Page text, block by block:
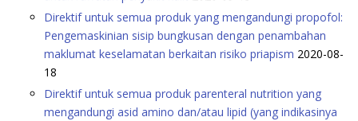
Direktif untuk semua produk yang mengandungi propofol:
Pengemaskinian sisip bungkusan dengan penambahan
maklumat keselamatan berkaitan risiko priapism 2020-08-
18
Direktif untuk semua produk parenteral nutrition yang
mengandungi asid amino dan/atau lipid (yang indikasinya